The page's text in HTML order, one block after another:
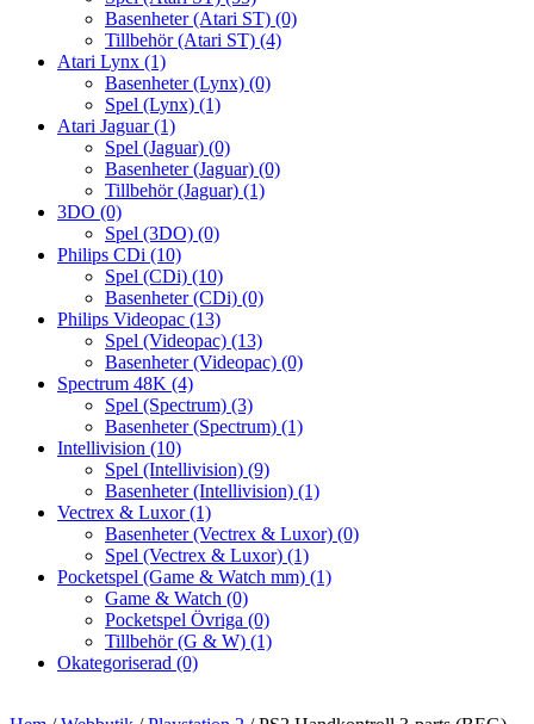
Basenheter (Atari ST) (0)
Tillbehör (Atari ST) (4)
Atari Lynx (1)
Basenheter (Lynx) (0)
Spel (Lynx) (1)
Atari Jaguar(1)
Spel (Jaguar) (0)
Basenheter (Jaguar) (0)
Tillbehör (Jaguar) (1)
3DO (0)
Spel (3DO) (0)
Philips CDi (10)
Spel (CDi) (10)
Basenheter (CDi) (0)
Philips Videopac (13)
Spel (Videopac) (13)
Basenheter (Videopac) (0)
Spectrum 48K (4)
Spel (Spectrum) (3)
Basenheter (Spectrum) (1)
Intellivision (10)
Spel (Intellivision) (9)
Basenheter (Intellivision) (1)
Vectrex & Luxor(1)
Basenheter (Vectrex & Luxor) (0)
Spel (Vectrex & Luxor) (1)
Pocketspel (Game & Watch mm) (1)
Game & Watch (0)
Pocketspel Övriga (0)
Tillbehör (G & W) (1)
Okategoriserad (0)